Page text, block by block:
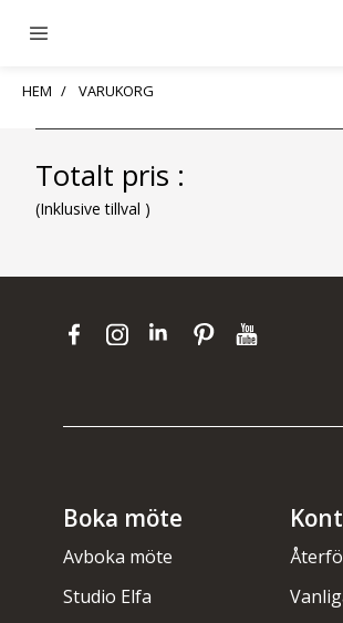
HEM VARUKORG
Totalt pris :
(Inklusive tillval )
Boka möte
Avboka möte
Studio Elfa